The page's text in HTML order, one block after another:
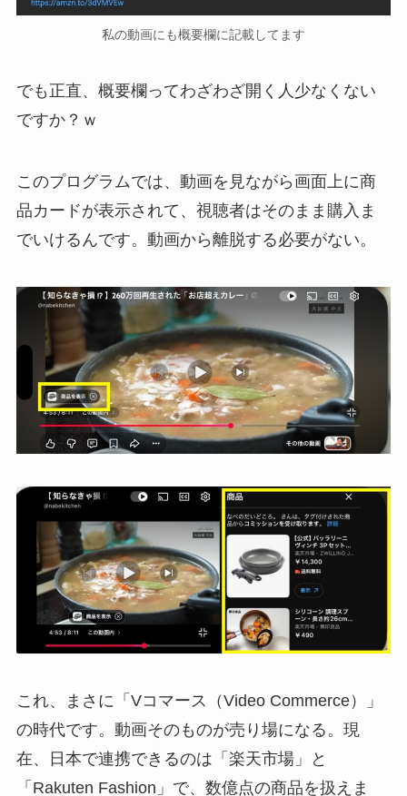
私の動画にも概要欄に記載してます
でも正直、概要欄ってわざわざ開く人少なくない
ですか？ｗ
このプログラムでは、動画を見ながら画面上に商
品カードが表示されて、視聴者はそのまま購入ま
でいけるんです。動画から離脱する必要がない。
これ、まさに「Vコマース（Video Commerce）」
の時代です。動画そのものが売り場になる。現
在、日本で連携できるのは「楽天市場」と
「Rakuten Fashion」で、数億点の商品を扱えま